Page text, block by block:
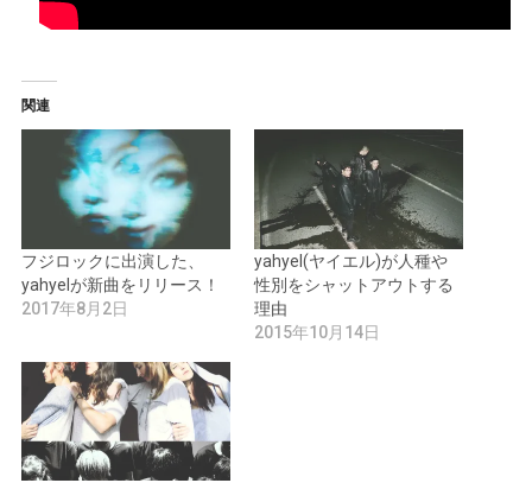
関連
フジロックに出演した、
yahyelが新曲をリリース！
2017年8月2日
yahyel(ヤイエル)が人種や
性別をシャットアウトする
理由
2015年10月14日